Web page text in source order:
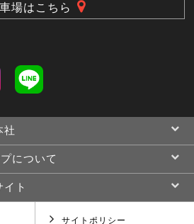
場はこちら
社
について
ト
サイトポリシー